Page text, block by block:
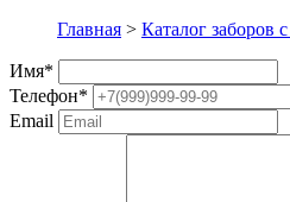
Главная > Каталог заборов
Имя*
Телефон*
Email